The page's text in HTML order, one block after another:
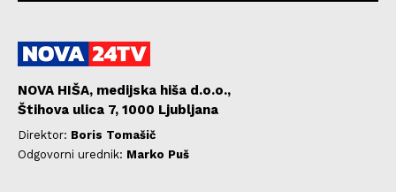
NOVA HIŠA, medijska hiša d.o.o.,
Štihova ulica 7, 1000 Ljubljana
Direktor: Boris Tomašič
Odgovorni urednik: Marko Puš